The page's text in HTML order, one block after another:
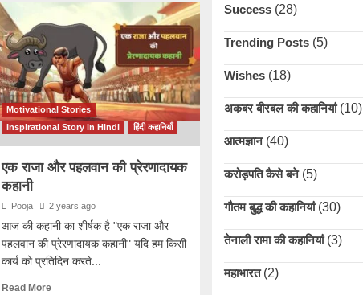
Motivational Stories
Inspirational Story in Hindi
हिंदी कहानियाँ
एक राजा और पहलवान की प्रेरणादायक
कहानी
Pooja 2 years ago
आज की कहानी का शीर्षक है "एक राजा और
पहलवान की प्रेरणादायक कहानी" यदि हम किसी
कार्य को प्रतिदिन करते...
Read More
Success (28)
Trending Posts (5)
Wishes (18)
अकबर बीरबल की कहानियां(10)
आत्मज्ञान(40)
करोड़पति कैसे बने(5)
गौतम बुद्ध की कहानियां(30)
तेनाली रामा की कहानियां(3)
महाभारत(2)